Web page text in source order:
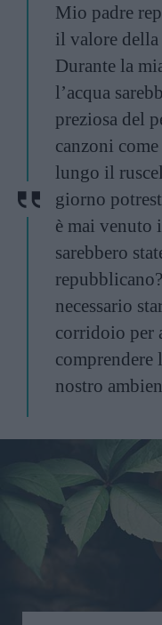
Mio padre
il valore della
Durante la
l’acqua
preziosa del
canzoni
lungo il
giorno
è mai venuto
sarebbero
necessario
corridoio per
comprendere
nostro